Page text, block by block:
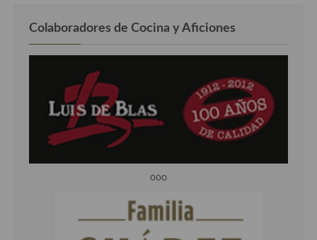
Colaboradores de Cocina y Aficiones
ooo